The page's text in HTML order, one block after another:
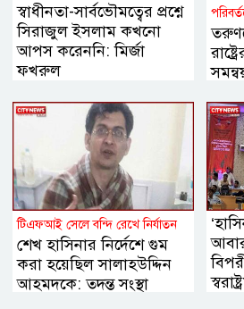
স্বাধীনতা-সার্বভৌমত্বের প্রশ্নে
সিরাজুল ইসলাম কখনো
আপস করেননি: মির্জা
ফখরুল
টিএফআই সেলে বন্দি রেখে নির্যাতন
শেখ হাসিনার নির্দেশে গুম
করা হয়েছিল সালাহউদ্দিন
আহমদকে: তদন্ত সংস্থা